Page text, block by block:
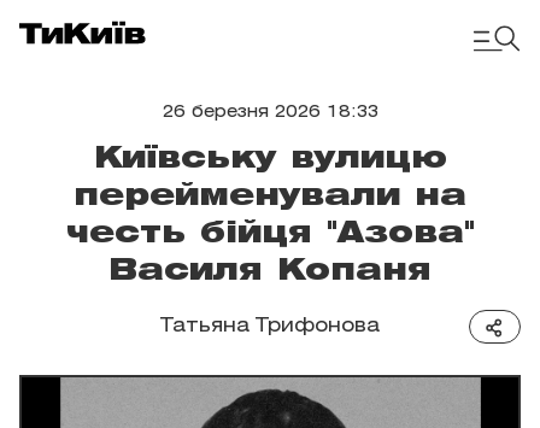
26 березня 2026 18:33
Київську вулицю
перейменували на
честь бійця "Азова"
Василя Копаня
Татьяна Трифонова